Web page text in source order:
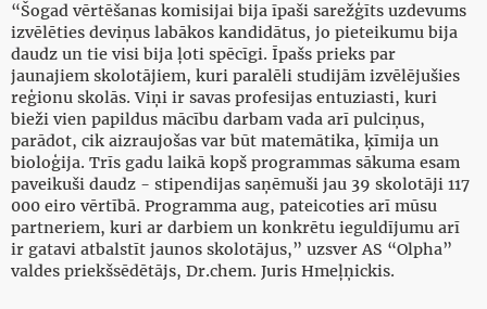
“Šogad vērtēšanas komisijai bija īpaši sarežģīts uzdevums
izvēlēties deviņus labākos kandidātus, jo pieteikumu bija
daudz un tie visi bija ļoti spēcīgi. Īpašs prieks par
jaunajiem skolotājiem, kuri paralēli studijām izvēlējušies
reģionu skolās. Viņi ir savas profesijas entuziasti, kuri
bieži vien papildus mācību darbam vada arī pulciņus,
parādot, cik aizraujošas var būt matemātika, ķīmija un
bioloģija. Trīs gadu laikā kopš programmas sākuma esam
paveikuši daudz - stipendijas saņēmuši jau 39 skolotāji 117
000 eiro vērtībā. Programma aug, pateicoties arī mūsu
partneriem, kuri ar darbiem un konkrētu ieguldījumu arī
ir gatavi atbalstīt jaunos skolotājus,” uzsver AS “Olpha”
valdes priekšsēdētājs, Dr.chem. Juris Hmeļņickis.